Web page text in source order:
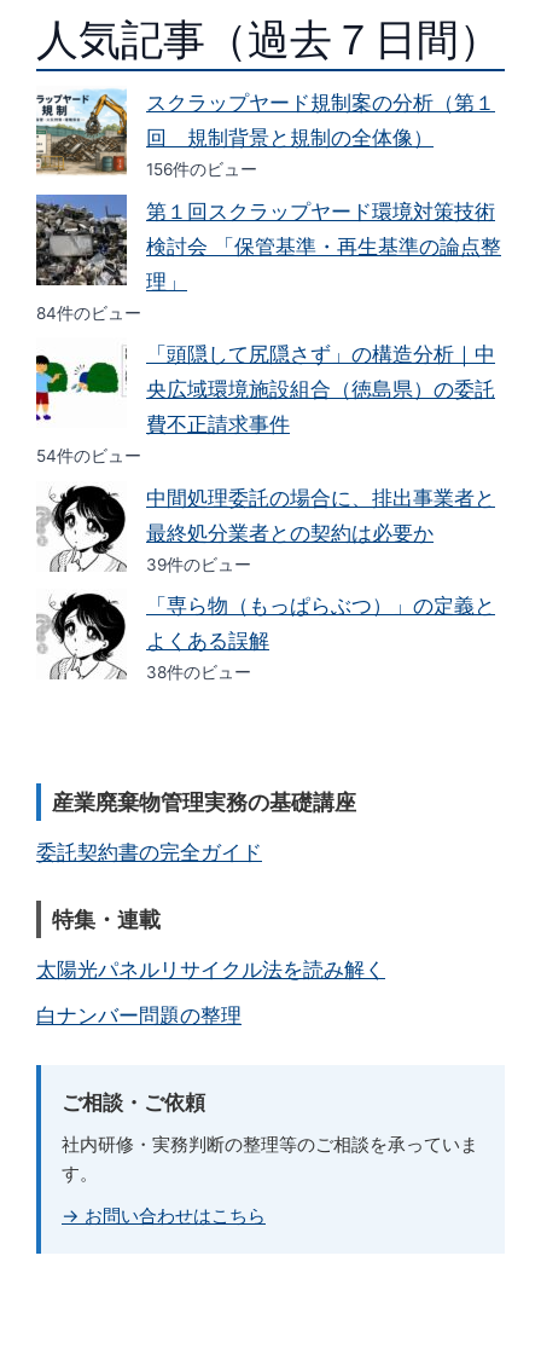
人気記事（過去７日間）
スクラップヤード規制案の分析（第１
回 規制背景と規制の全体像）
156件のビュー
第１回スクラップヤード環境対策技術
検討会 「保管基準・再生基準の論点整
理」
84件のビュー
「頭隠して尻隠さず」の構造分析｜中
央広域環境施設組合（徳島県）の委託
費不正請求事件
54件のビュー
中間処理委託の場合に、排出事業者と
最終処分業者との契約は必要か
39件のビュー
「専ら物（もっぱらぶつ）」の定義と
よくある誤解
38件のビュー
産業廃棄物管理実務の基礎講座
委託契約書の完全ガイド
特集・連載
太陽光パネルリサイクル法を読み解く
白ナンバー問題の整理
ご相談・ご依頼
社内研修・実務判断の整理等のご相談を承っていま
す。
→ お問い合わせはこちら